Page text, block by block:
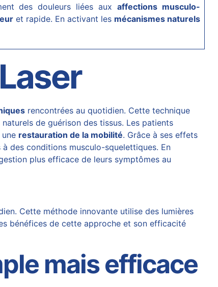
des douleurs liées auxaffections musculo-
et rapide. En activant les mécanismes naturels
rencontrées au quotidien. Cette technique
de guérison des tissus. Les patients
restauration de la mobilité. Grâce à ses effets
à des conditions musculo-squelettiques. En
plus efficace de leurs symptômes au
Cette méthode innovante utilise des lumières
bénéfices de cette approche et son efficacité
mais efficace